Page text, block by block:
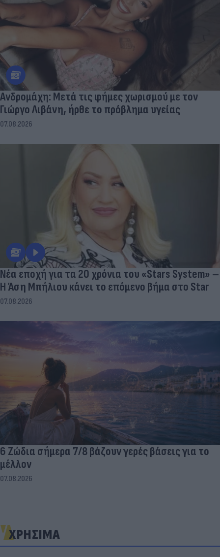
Aνδρομάχη: Mετά τις φήμες χωρισμού με τον
Γιώργο Λιβάνη, ήρθε το πρόβλημα υγείας
07.08.2026
Νέα εποχή για τα 20 χρόνια του «Stars System» –
Η Άση Μπήλιου κάνει το επόμενο βήμα στο Star
07.08.2026
6 Ζώδια σήμερα 7/8 βάζουν γερές βάσεις για το
μέλλον
07.08.2026
ΧΡΗΣΙΜΑ